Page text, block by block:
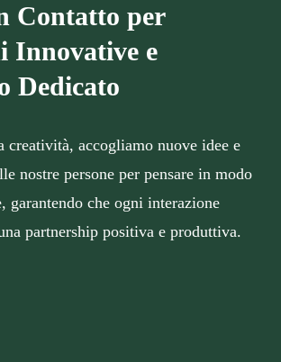
Contatto per
Innovative e
Dedicato
creatività, accogliamo nuove idee e
nostre persone per pensare in modo
garantendo che ogni interazione
partnership positiva e produttiva.